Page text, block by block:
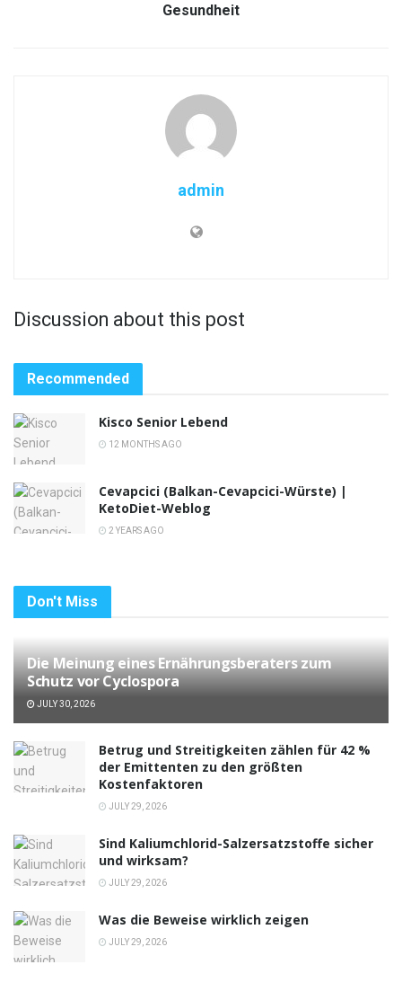
Gesundheit
admin
Discussion about this post
Recommended
Kisco Senior Lebend
12 MONTHS AGO
Cevapcici (Balkan-Cevapcici-Würste) |
KetoDiet-Weblog
2 YEARS AGO
Don't Miss
Die Meinung eines Ernährungsberaters zum
Schutz vor Cyclospora
JULY 30, 2026
Betrug und Streitigkeiten zählen für 42 %
der Emittenten zu den größten
Kostenfaktoren
JULY 29, 2026
Sind Kaliumchlorid-Salzersatzstoffe sicher
und wirksam?
JULY 29, 2026
Was die Beweise wirklich zeigen
JULY 29, 2026